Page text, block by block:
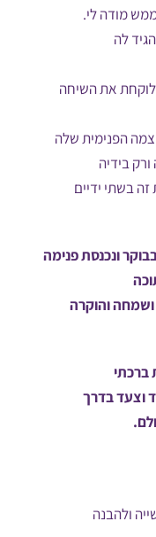
מודה לי.
לה
לוקחת את השיחה
הפנימית שלה
בידיה
בשתי ידיים
ונכנסת פנימה
ושמחה והוקרה
ברכתי
וצעד בדרך
ולהבנה